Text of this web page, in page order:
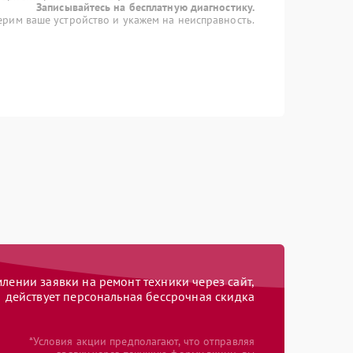
Записывайтесь на бесплатную диагностику.
ваше устройство и укажем на неисправность.
заявки на ремонт техники через сайт,
действует персональная бессрочная скидка
*Условия акции предполагают, что отправляя